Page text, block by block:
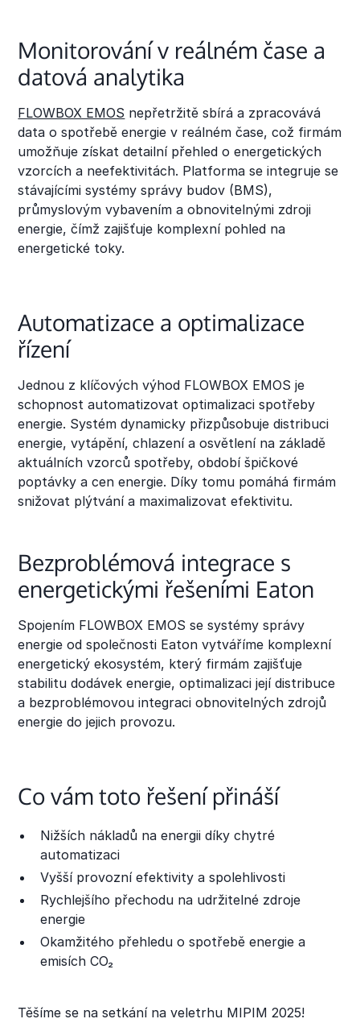
Monitorování v reálném čase a
datová analytika
FLOWBOX EMOS nepřetržitě sbírá a zpracovává
data o spotřebě energie v reálném čase, což firmám
umožňuje získat detailní přehled o energetických
vzorcích a neefektivitách. Platforma se integruje se
stávajícími systémy správy budov (BMS),
průmyslovým vybavením a obnovitelnými zdroji
energie, čímž zajišťuje komplexní pohled na
energetické toky.
Automatizace a optimalizace
řízení
Jednou z klíčových výhod FLOWBOX EMOS je
schopnost automatizovat optimalizaci spotřeby
energie. Systém dynamicky přizpůsobuje distribuci
energie, vytápění, chlazení a osvětlení na základě
aktuálních vzorců spotřeby, období špičkové
poptávky a cen energie. Díky tomu pomáhá firmám
snižovat plýtvání a maximalizovat efektivitu.
Bezproblémová integrace s
energetickými řešeními Eaton
Spojením FLOWBOX EMOS se systémy správy
energie od společnosti Eaton vytváříme komplexní
energetický ekosystém, který firmám zajišťuje
stabilitu dodávek energie, optimalizaci její distribuce
a bezproblémovou integraci obnovitelných zdrojů
energie do jejich provozu.
Co vám toto řešení přináší
Nižších nákladů na energii díky chytré
automatizaci
Vyšší provozní efektivity a spolehlivosti
Rychlejšího přechodu na udržitelné zdroje
energie
Okamžitého přehledu o spotřebě energie a
emisích CO₂
Těšíme se na setkání na veletrhu MIPIM 2025!